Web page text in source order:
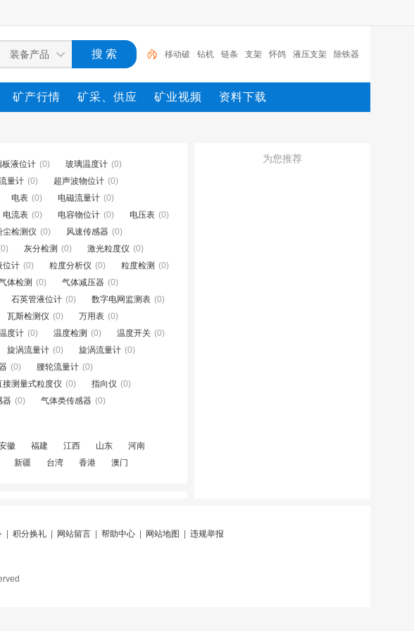
移动破 钻机 链条 支架 怀鸽 液压支架 除铁器
锚杆 电机 矿
矿产行情 矿采、供应 矿业视频 资料下载
板液位计 (0) 玻璃温度计 (0)
量计 (0) 超声波物位计 (0)
电表 (0) 电磁流量计 (0)
电流表 (0) 电容物位计 (0) 电压表 (0)
尘检测仪 (0) 风速传感器 (0)
灰分检测 (0) 激光粒度仪 (0)
位计 (0) 粒度分析仪 (0) 粒度检测 (0)
体检测 (0) 气体减压器 (0)
石英管液位计 (0) 数字电网监测表 (0)
瓦斯检测仪 (0) 万用表 (0)
度计 (0) 温度检测 (0) 温度开关 (0)
旋涡流量计 (0) 旋涡流量计 (0)
(0) 腰轮流量计 (0)
接测量式粒度仪 (0) 指向仪 (0)
器 (0) 气体类传感器 (0)
徽 福建 江西 山东
河南
新疆 台湾 香港 澳门
为您推荐
积分换礼 网站留言 帮助中心 网站地图 违规举报